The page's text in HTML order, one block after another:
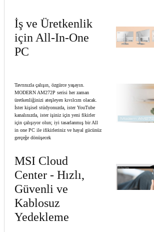
İş ve Üretkenlik
için All-In-One
PC
Tavrınızla çalışın, özgürce yaşayın.
MODERN AM272P serisi her zaman
üretkenliğinizi ateşleyen kıvılcım olacak.
İster kişisel stüdyonuzda, ister YouTube
kanalınızda, ister işiniz için yeni fikirler
için çalışıyor olun; iyi tasarlanmış bir All
in one PC ile ifikirleriniz ve hayal gücünüz
gerçeğe dönüşecek
MSI Cloud
Center - Hızlı,
Güvenli ve
Kablosuz
Yedekleme